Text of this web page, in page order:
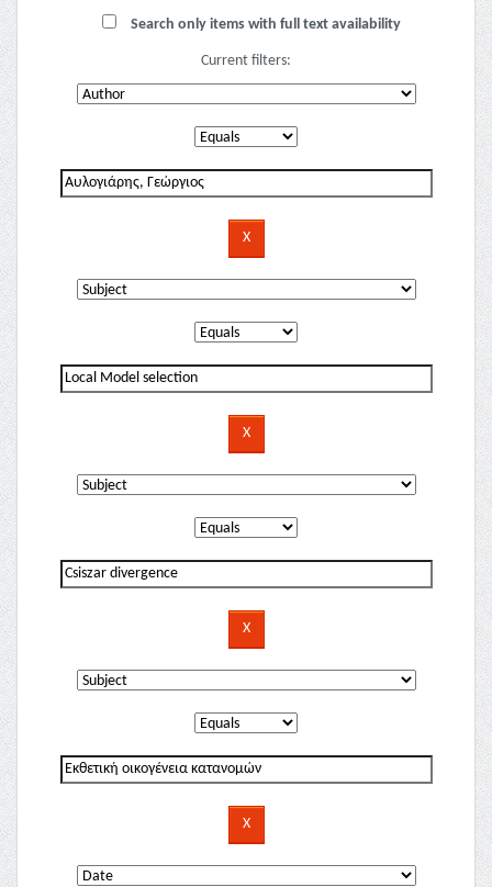
Search only items with full text availability
Current filters: